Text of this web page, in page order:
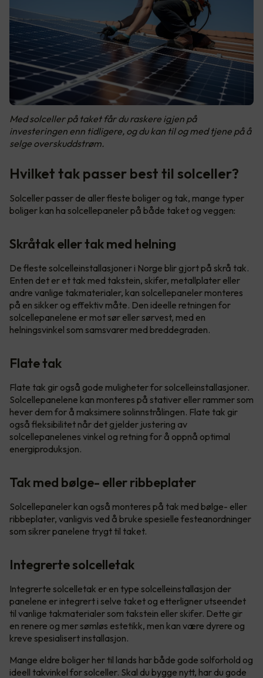
Med solceller på taket får du raskere igjen på
investeringen enn tidligere, og du kan til og med tjene på å
selge overskuddstrøm.
Hvilket tak passer best til solceller?
Solceller passer de aller fleste boliger og tak, mange typer
boliger kan ha solcellepaneler på både taket og veggen:
Skråtak eller tak med helning
De fleste solcelleinstallasjoner i Norge blir gjort på skrå tak.
Enten det er et tak med takstein, skifer, metallplater eller
andre vanlige takmaterialer, kan solcellepaneler monteres
på en sikker og effektiv måte. Den ideelle retningen for
solcellepanelene er mot sør eller sørvest, med en
helningsvinkel som samsvarer med breddegraden.
Flate tak
Flate tak gir også gode muligheter for solcelleinstallasjoner.
Solcellepanelene kan monteres på stativer eller rammer som
hever dem for å maksimere solinnstrålingen. Flate tak gir
også fleksibilitet når det gjelder justering av
solcellepanelenes vinkel og retning for å oppnå optimal
energiproduksjon.
Tak med bølge- eller ribbeplater
Solcellepaneler kan også monteres på tak med bølge- eller
ribbeplater, vanligvis ved å bruke spesielle festeanordninger
som sikrer panelene trygt til taket.
Integrerte solcelletak
Integrerte solcelletak er en type solcelleinstallasjon der
panelene er integrert i selve taket og etterligner utseendet
til vanlige takmaterialer som takstein eller skifer. Dette gir
en renere og mer sømløs estetikk, men kan være dyrere og
kreve spesialisert installasjon.
Mange eldre boliger her til lands har både gode solforhold og
ideell takvinkel for solceller. Skal du bygge nytt, har du gode